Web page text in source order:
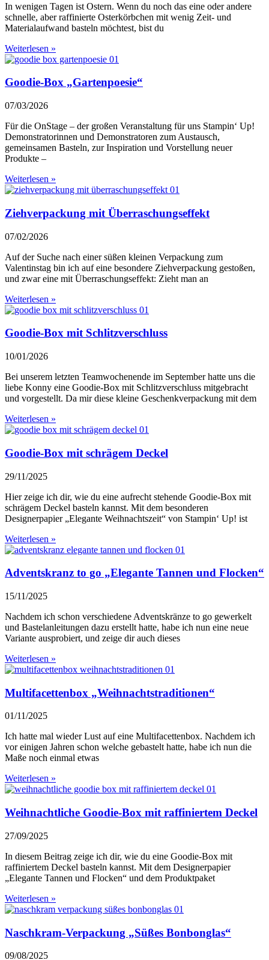
In wenigen Tagen ist Ostern. Wenn du noch das eine oder andere
schnelle, aber raffinierte Osterkörbchen mit wenig Zeit- und
Materialaufwand basteln möchtest, bist du
Weiterlesen »
Goodie-Box „Gartenpoesie“
07/03/2026
Für die OnStage – der großen Veranstaltung für uns Stampin‘ Up!
Demonstratorinnen und Demonstratoren zum Austausch,
gemeinsamen Basteln, zur Inspiration und Vorstellung neuer
Produkte –
Weiterlesen »
Ziehverpackung mit Überraschungseffekt
07/02/2026
Auf der Suche nach einer süßen kleinen Verpackung zum
Valentinstag bin ich auf eine besondere Ziehverpackung gestoßen,
und zwar eine mit Überraschungseffekt: Zieht man an
Weiterlesen »
Goodie-Box mit Schlitzverschluss
10/01/2026
Bei unserem letzten Teamwochenende im September hatte uns die
liebe Konny eine Goodie-Box mit Schlitzverschluss mitgebracht
und vorgestellt. Da mir diese kleine Geschenkverpackung mit dem
Weiterlesen »
Goodie-Box mit schrägem Deckel
29/11/2025
Hier zeige ich dir, wie du eine aufrecht stehende Goodie-Box mit
schrägem Deckel basteln kannst. Mit dem besonderen
Designerpapier „Elegante Weihnachtszeit“ von Stampin‘ Up! ist
Weiterlesen »
Adventskranz to go „Elegante Tannen und Flocken“
15/11/2025
Nachdem ich schon verschiedene Adventskränze to go gewerkelt
und Bastelanleitungen dazu erstellt hatte, habe ich nun eine neue
Variante ausprobiert, und zeige dir auch dieses
Weiterlesen »
Multifacettenbox „Weihnachtstraditionen“
01/11/2025
Ich hatte mal wieder Lust auf eine Multifacettenbox. Nachdem ich
vor einigen Jahren schon welche gebastelt hatte, habe ich nun die
Maße noch einmal etwas
Weiterlesen »
Weihnachtliche Goodie-Box mit raffiniertem Deckel
27/09/2025
In diesem Beitrag zeige ich dir, wie du eine Goodie-Box mit
raffiniertem Deckel basteln kannst. Mit dem Designerpapier
„Elegante Tannen und Flocken“ und dem Produktpaket
Weiterlesen »
Naschkram-Verpackung „Süßes Bonbonglas“
09/08/2025